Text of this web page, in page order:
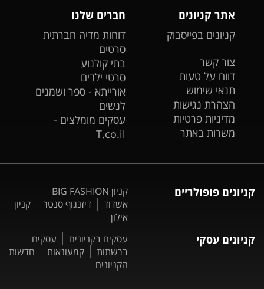
אתר קניונים
קניונים בפייסבוק
צור קשר
דווח על טעות
תנאי שימוש
הצהרת נגישות
מדיניות פרטיות
משרות באתר
חברים שלנו
דוחות מדיה חברתית
סרטים
בתי קולנוע
סרטי ילדים
אורייתא - ספר ושמנים
לנשים
עסקים מומלצים -
T.co.il
קניונים פופולריים
קניון BIG FASHION
אשדוד
דיזנגוף סנטר
קניון
אילון
קניונים עסקי עסקים בקניונים
עסקים
ברשתות
קמעונאות
חדשות
הקניונים